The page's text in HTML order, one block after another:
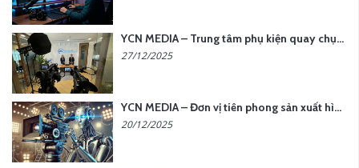
YCN MEDIA – Trung tâm phụ kiện quay chụp tại Hà Nội
27/12/2025
YCN MEDIA – Đơn vị tiên phong sản xuất hình ảnh & âm thanh bằng AI tại Hà Nội
20/12/2025